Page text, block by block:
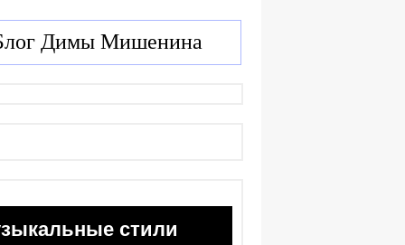
Димы Мишенина
стили